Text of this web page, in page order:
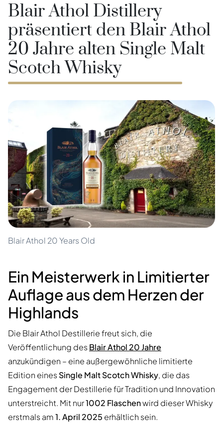
Blair Athol Distillery
präsentiert den Blair Athol
20 Jahre alten Single Malt
Scotch Whisky
Blair Athol 20 Years Old
Ein Meisterwerk in Limitierter
Auflage aus dem Herzen der
Highlands
Die Blair Athol Destillerie freut sich, die
Veröffentlichung desBlair Athol 20 Jahre
anzukündigen – eine außergewöhnliche limitierte
Edition einesSingle Malt Scotch Whisky, die das
Engagement der Destillerie für Tradition und Innovation
unterstreicht. Mit nur1002 Flaschenwird dieser Whisky
erstmals am1. April 2025 erhältlich sein.